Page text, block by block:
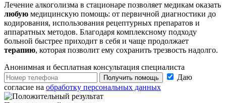
Лечение алкоголизма в стационаре позволяет медикам оказать
любую медицинскую помощь: от первичной диагностики до
кодирования, использования рецептурных препаратов и
аппаратных методов. Благодаря комплексному подходу
больной быстрее приходит в себя и чаще продолжает
терапию, которая позволит ему сохранить трезвость надолго.
Анонимная и бесплатная консультация специалиста
Получить помощь
Даю
согласие на обработку персональных данных